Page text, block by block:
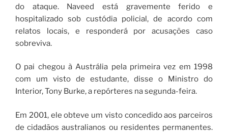
do ataque. Naveed está gravemente ferido e
hospitalizado sob custódia policial, de acordo com
relatos locais, e responderá por acusações caso
sobreviva.
O pai chegou à Austrália pela primeira vez em 1998
com um visto de estudante, disse o Ministro do
Interior, Tony Burke, a repórteres na segunda-feira.
Em 2001, ele obteve um visto concedido aos parceiros
de cidadãos australianos ou residentes permanentes.